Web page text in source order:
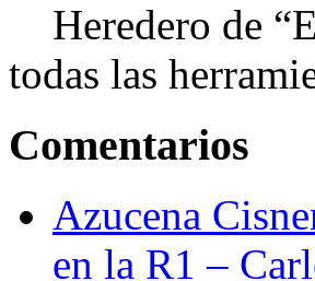
Heredero de
todas las
Comentarios
Azucena
en la R1 –